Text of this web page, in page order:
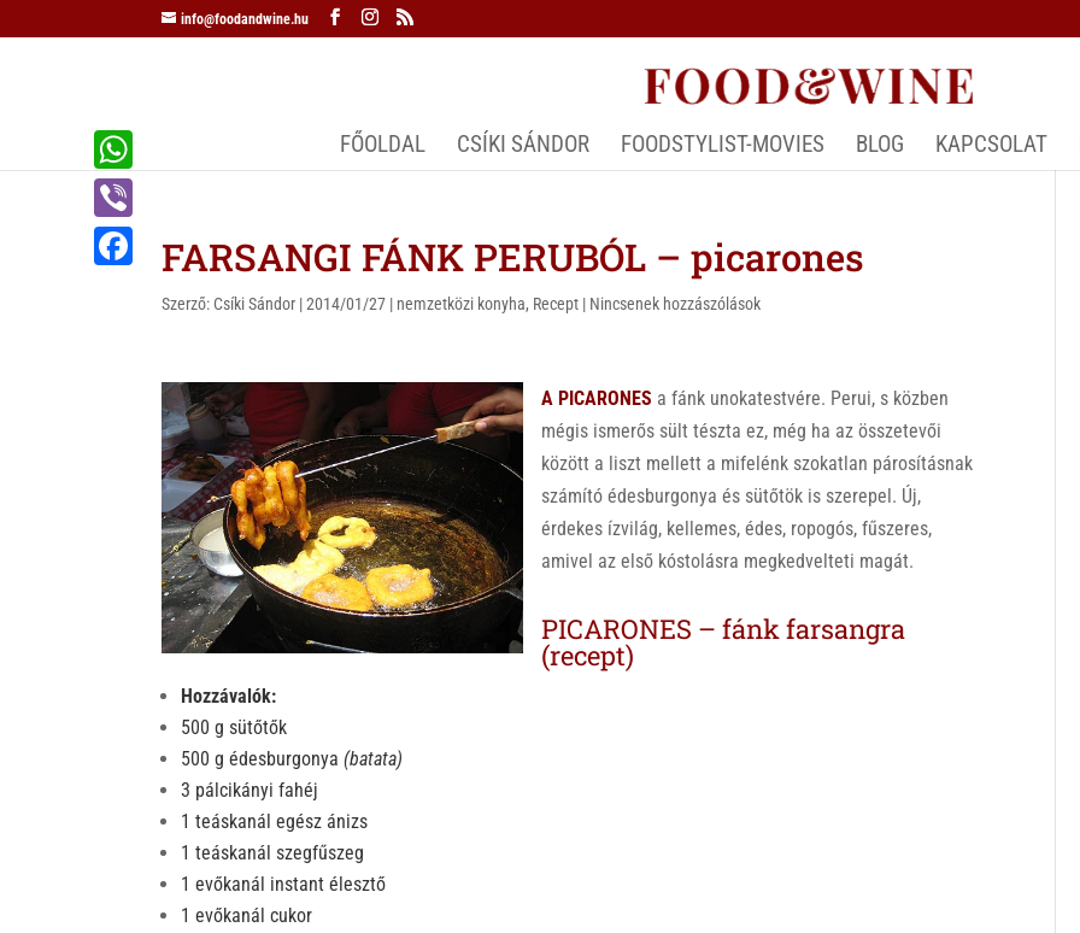
info@foodandwine.hu
FŐOLDAL CSÍKI SÁNDOR FOODSTYLIST-MOVIES BLOG KAPCSOLAT
FARSANGI FÁNK PERUBÓL – picarones
Szerző: Csíki Sándor |2014/01/27 | nemzetközi konyha, Recept | Nincsenek hozzászólások
A PICARONES a fánk unokatestvére. Perui, s közben
mégis ismerős sült tészta ez, még ha az összetevői
között a liszt mellett a mifelénk szokatlan párosításnak
számító édesburgonya és sütőtök is szerepel. Új,
érdekes ízvilág, kellemes, édes, ropogós, fűszeres,
amivel az első kóstolásra megkedvelteti magát.
PICARONES – fánk farsangra
(recept)
Hozzávalók:
500 g sütőtők
500 g édesburgonya(batata)
3 pálcikányi fahéj
1 teáskanál egész ánizs
1 teáskanál szegfűszeg
1 evőkanál instant élesztő
1 evőkanál cukor
W
h
a
V